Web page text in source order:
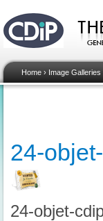
Home › Image Galleries
24-
24-objet-